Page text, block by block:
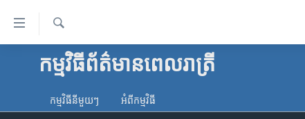
ទៅ​
គេហទំព័រ​
ទាក់ទង
និង​អាមេរិក
រក
កម្មវិធី​ព័ត៌មាន​ពេលរាត្រី
កម្មវិធី​នីមួយៗ អំពី​កម្មវិធី​